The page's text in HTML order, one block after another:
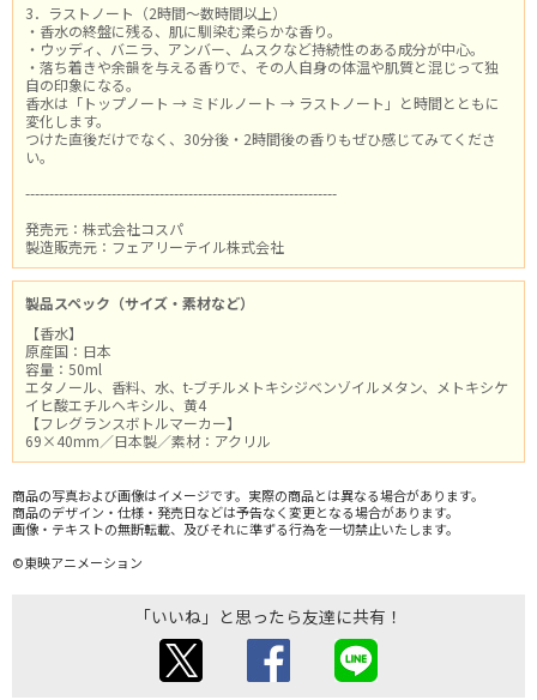
3．ラストノート（2時間～数時間以上）
・香水の終盤に残る、肌に馴染む柔らかな香り。
・ウッディ、バニラ、アンバー、ムスクなど持続性のある成分が中心。
・落ち着きや余韻を与える香りで、その人自身の体温や肌質と混じって独
自の印象になる。
香水は「トップノート → ミドルノート → ラストノート」と時間とともに
変化します。
つけた直後だけでなく、30分後・2時間後の香りもぜひ感じてみてくださ
い。
-----------------------------------------------------------------
発売元：株式会社コスパ
製造販売元：フェアリーテイル株式会社
製品スペック（サイズ・素材など）
【香水】
原産国：日本
容量：50ml
エタノール、香料、水、t-ブチルメトキシジベンゾイルメタン、メトキシケ
イヒ酸エチルヘキシル、黄4
【フレグランスボトルマーカー】
69×40mm／日本製／素材：アクリル
商品の写真および画像はイメージです。実際の商品とは異なる場合があります。
商品のデザイン・仕様・発売日などは予告なく変更となる場合があります。
画像・テキストの無断転載、及びそれに準ずる行為を一切禁止いたします。
©東映アニメーション
「いいね」と思ったら友達に共有！